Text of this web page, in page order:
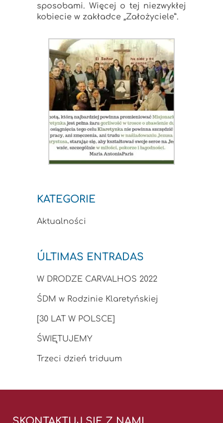
sposobami. Więcej o tej niezwykłej
kobiecie w zakładce „Założyciele”.
KATEGORIE
Aktualności
ÚLTIMAS ENTRADAS
W DRODZE CARVALHOS 2022
ŚDM w Rodzinie Klaretyńskiej
[30 LAT W POLSCE]
ŚWIĘTUJEMY
Trzeci dzień triduum